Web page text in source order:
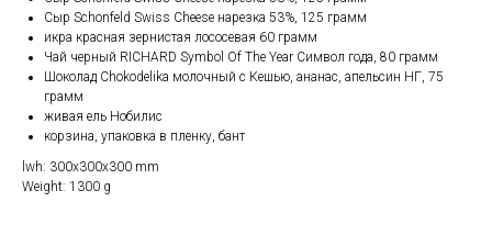
Сыр Schonfeld Swiss Cheese нарезка 53%, 125 грамм
икра красная зернистая лососевая 60 грамм
Чай черный RICHARD Symbol Of The Year Символ года, 80 грамм
Шоколад Chokodelika молочный с Кешью, ананас, апельсин НГ, 75
грамм
живая ель Нобилис
корзина, упаковка в пленку, бант
lwh: 300x300x300 mm
Weight: 1300 g